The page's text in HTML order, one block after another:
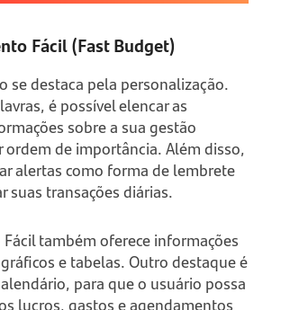
Fácil (Fast Budget)
se destaca pela personalização.
é possível elencar as
sobre a sua gestão
ordem de importância. Além disso,
alertas como forma de lembrete
suas transações diárias.
também oferece informações
e tabelas. Outro destaque é
para que o usuário possa
lucros, gastos e agendamentos